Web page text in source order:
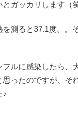
ガッカリします（笑
を測ると37.1度。。
ルに感染したら、
思ったのですが、そ
♪